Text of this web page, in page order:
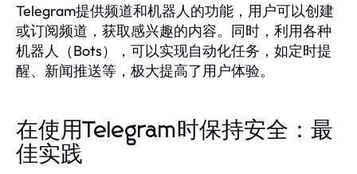
Telegram提供频道和机器人的功能，用户可以创建
或订阅频道，获取感兴趣的内容。同时，利用各种
机器人（Bots），可以实现自动化任务，如定时提
醒、新闻推送等，极大提高了用户体验。
在使用Telegram时保持安全：最
佳实践